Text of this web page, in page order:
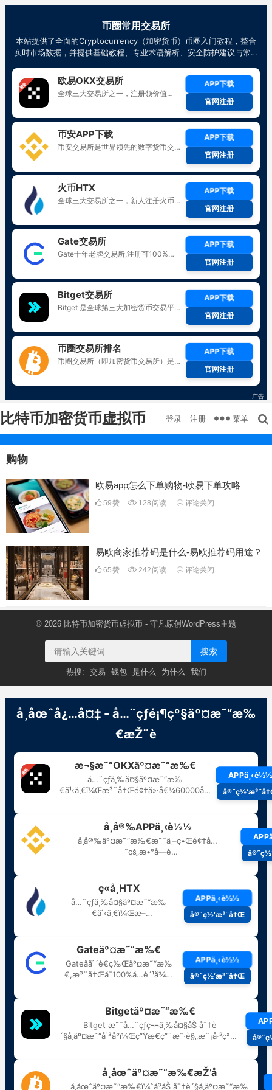
比特币加密货币虚拟币 登录 注册 菜单
购物
欧易app怎么下单购物-欧易下单攻略
59赞 128 阅读 评论关闭
易欧商家推荐码是什么-易欧推荐码用途？
65赞 242 阅读 评论关闭
© 2026 比特币加密货币虚拟币 - 守凡原创 WordPress主题
搜索
热搜: 交易 钱包 是什么 为什么 我们